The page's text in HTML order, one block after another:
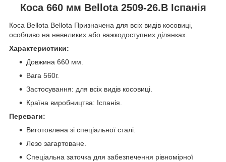
Коса 660 мм Bellota 2509-26.B Іспанія
Коса Bellota Bellota Призначена для всіх видів косовиці,
особливо на невеликих або важкодоступних ділянках.
Характеристики:
Довжина 660 мм.
Вага 560г.
Застосування: для всіх видів косовиці.
Країна виробництва: Іспанія.
Переваги:
Виготовлена зі спеціальної сталі.
Лезо загартоване.
Спеціальна заточка для забезпечення рівномірної